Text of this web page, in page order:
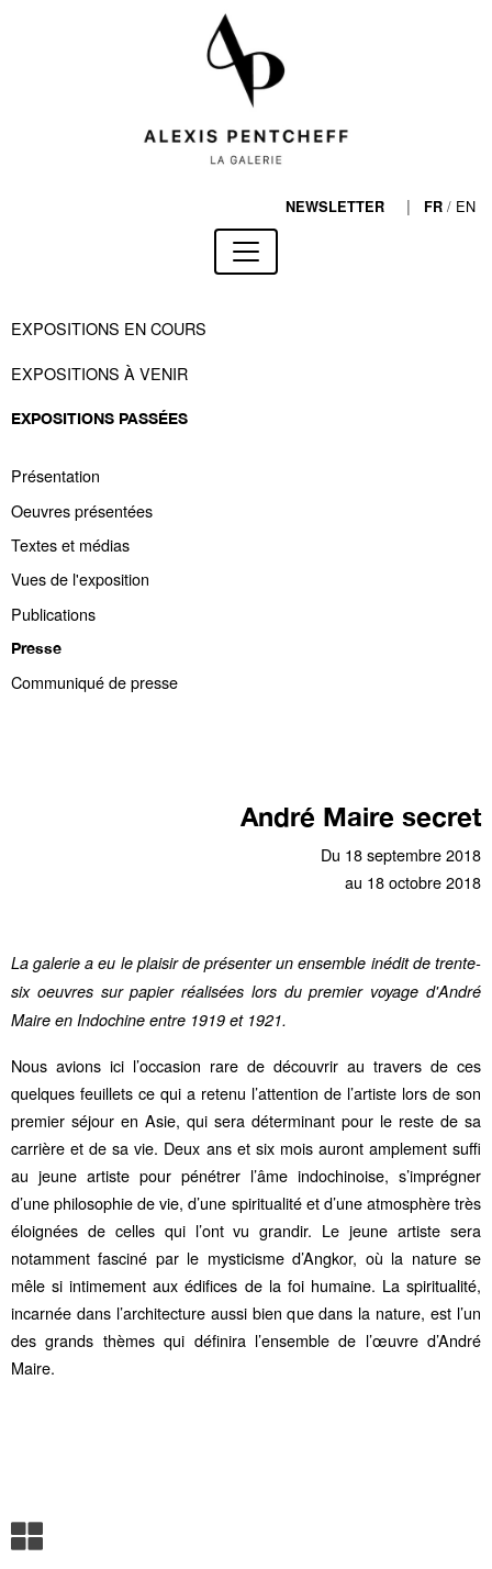
NEWSLETTER | FR / EN
EXPOSITIONS EN COURS
EXPOSITIONS À VENIR
EXPOSITIONS PASSÉES
Présentation
Oeuvres présentées
Textes et médias
Vues de l'exposition
Publications
Presse
Communiqué de presse
André Maire secret
Du 18 septembre 2018
au 18 octobre 2018
La galerie a eu le plaisir de présenter un ensemble inédit de trente-
six oeuvres sur papier réalisées lors du premier voyage d'André
Maire en Indochine entre 1919 et 1921.
Nous avions ici l’occasion rare de découvrir au travers de ces
quelques feuillets ce qui a retenu l’attention de l’artiste lors de son
premier séjour en Asie, qui sera déterminant pour le reste de sa
carrière et de sa vie. Deux ans et six mois auront amplement suffi
au jeune artiste pour pénétrer l’âme indochinoise, s’imprégner
d’une philosophie de vie, d’une spiritualité et d’une atmosphère très
éloignées de celles qui l’ont vu grandir. Le jeune artiste sera
notamment fasciné par le mysticisme d’Angkor, où la nature se
mêle si intimement aux édifices de la foi humaine. La spiritualité,
incarnée dans l’architecture aussi bien que dans la nature, est l’un
des grands thèmes qui définira l’ensemble de l’œuvre d’André
Maire.